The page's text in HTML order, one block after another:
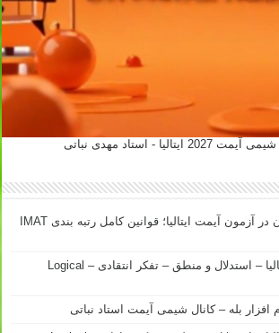
- استاد مهدی نباتی
نحوه رتبه بندی داوطلبان در آزمون آیمت ایتالیا؛ قوانین کامل رتبه بندی IMAT
نمونه سوالات آیمت ایتالیا – استدلال و منطق – تفکر انتقادی – Logical
افزار بله – کانال شیمی آیمت استاد نباتی